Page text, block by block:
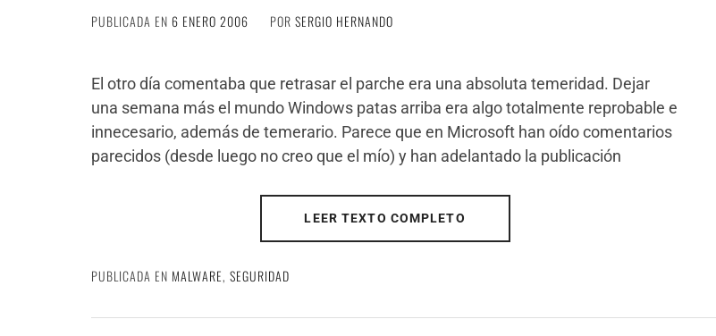
PUBLICADA EN 6 ENERO 2006 POR SERGIO HERNANDO
El otro día comentaba que retrasar el parche era una absoluta temeridad. Dejar
una semana más el mundo Windows patas arriba era algo totalmente reprobable e
innecesario, además de temerario. Parece que en Microsoft han oído comentarios
parecidos (desde luego no creo que el mío) y han adelantado la publicación
LEER TEXTO COMPLETO
PUBLICADA EN MALWARE, SEGURIDAD